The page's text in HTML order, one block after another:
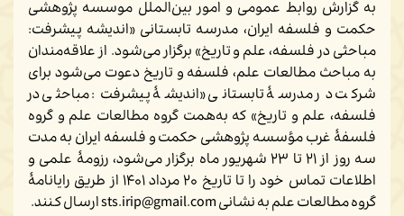
به گزارش روابط عمومی و امور بین‌الملل موسسه پژوهشی
حکمت و فلسفه ایران، مدرسه تابستانی «اندیشه پیشرفت:
مباحثی در فلسفه، علم و تاریخ» برگزار می‌شود. از علاقه‌مندان
به مباحث مطالعات علم، فلسفه و تاریخ دعوت می‌شود برای
شرکت در مدرسۀ تابستانی «اندیشۀ پیشرفت: مباحثی در
فلسفه، علم و تاریخ» که به‌همت گروه مطالعات علم و گروه
فلسفۀ غرب مؤسسه پژوهشی حکمت و فلسفه ایران به مدت
سه روز از ۲۱ تا ۲۳ شهریور ماه برگزار می‌شود، رزومۀ علمی و
اطلاعات تماس خود را تا تاریخ ۲۰ مرداد ۱۴۰۱ از طریق رایانامۀ
گروه مطالعات علم به نشانی sts.irip@gmail.com ارسال کنند.